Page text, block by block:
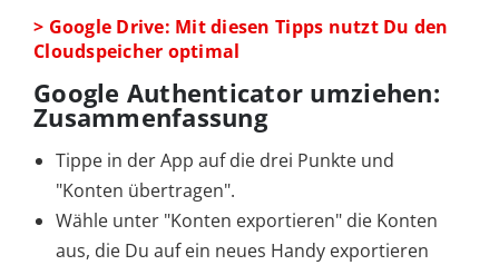
> Google Drive: Mit diesen Tipps nutzt Du den
Cloudspeicher optimal
Google Authenticator umziehen:
Zusammenfassung
Tippe in der App auf die drei Punkte und
"Konten übertragen".
Wähle unter "Konten exportieren" die Konten
aus, die Du auf ein neues Handy exportieren